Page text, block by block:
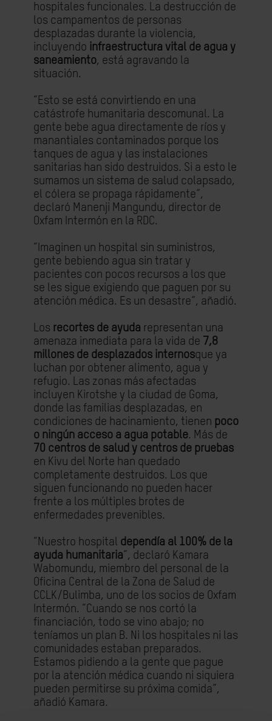
hospitales funcionales. La destrucción de
los campamentos de personas
desplazadas durante la violencia,
incluyendo infraestructura vital de agua y
saneamiento, está agravando la
situación.
“Esto se está convirtiendo en una
catástrofe humanitaria descomunal. La
gente bebe agua directamente de ríos y
manantiales contaminados porque los
tanques de agua y las instalaciones
sanitarias han sido destruidos. Si a esto le
sumamos un sistema de salud colapsado,
el cólera se propaga rápidamente”,
declaró Manenji Mangundu, director de
Oxfam Intermón en la RDC.
“Imaginen un hospital sin suministros,
gente bebiendo agua sin tratar y
pacientes con pocos recursos a los que
se les sigue exigiendo que paguen por su
atención médica. Es un desastre”, añadió.
Los recortes de ayuda representan una
amenaza inmediata para la vida de 7,8
millones de desplazados internosque ya
luchan por obtener alimento, agua y
refugio. Las zonas más afectadas
incluyen Kirotshe y la ciudad de Goma,
donde las familias desplazadas, en
condiciones de hacinamiento, tienen poco
o ningún acceso a agua potable. Más de
70 centros de salud y centros de pruebas
en Kivu del Norte han quedado
completamente destruidos. Los que
siguen funcionando no pueden hacer
frente a los múltiples brotes de
enfermedades prevenibles.
“Nuestro hospital dependía al 100% de la
ayuda humanitaria”, declaró Kamara
Wabomundu, miembro del personal de la
Oficina Central de la Zona de Salud de
CCLK/Bulimba, uno de los socios de Oxfam
Intermón. “Cuando se nos cortó la
financiación, todo se vino abajo; no
teníamos un plan B. Ni los hospitales ni las
comunidades estaban preparados.
Estamos pidiendo a la gente que pague
por la atención médica cuando ni siquiera
pueden permitirse su próxima comida”,
añadió Kamara.